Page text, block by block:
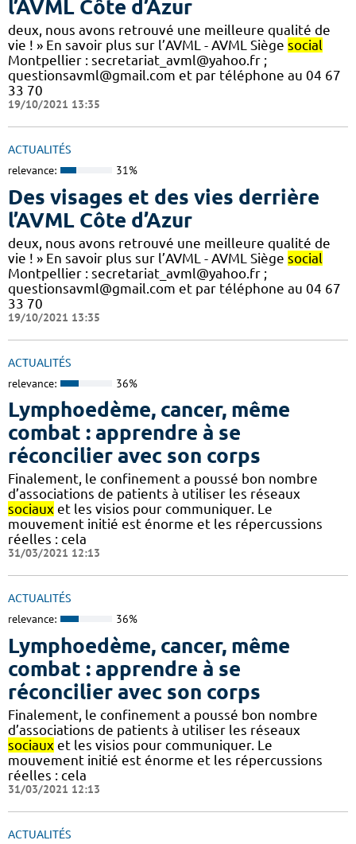
l’AVML Côte d’Azur
deux, nous avons retrouvé une meilleure qualité de
vie ! » En savoir plus sur l’AVML - AVML Siège social
Montpellier : secretariat_avml@yahoo.fr ;
questionsavml@gmail.com et par téléphone au 04 67
33 70
19/10/2021 13:35
ACTUALITÉS
relevance: 31%
Des visages et des vies derrière
l’AVML Côte d’Azur
deux, nous avons retrouvé une meilleure qualité de
vie ! » En savoir plus sur l’AVML - AVML Siège social
Montpellier : secretariat_avml@yahoo.fr ;
questionsavml@gmail.com et par téléphone au 04 67
33 70
19/10/2021 13:35
ACTUALITÉS
relevance: 36%
Lymphoedème, cancer, même
combat : apprendre à se
réconcilier avec son corps
Finalement, le confinement a poussé bon nombre
d’associations de patients à utiliser les réseaux
sociaux et les visios pour communiquer. Le
mouvement initié est énorme et les répercussions
réelles : cela
31/03/2021 12:13
ACTUALITÉS
relevance: 36%
Lymphoedème, cancer, même
combat : apprendre à se
réconcilier avec son corps
Finalement, le confinement a poussé bon nombre
d’associations de patients à utiliser les réseaux
sociaux et les visios pour communiquer. Le
mouvement initié est énorme et les répercussions
réelles : cela
31/03/2021 12:13
ACTUALITÉS